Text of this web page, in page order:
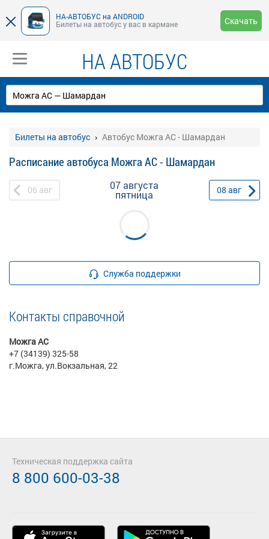
НА-АВТОБУС на ANDROID
Билеты на автобус у вас в кармане
Скачать
НА АВТОБУС
Билеты на автобус Автобус Можга АС - Шамардан
Расписание автобуса Можга АС - Шамардан
06 авг 07 августа
пятница 08 авг
Служба поддержки
Контакты справочной
Можга АС
+7 (34139) 325-58
г.Можга, ул.Вокзальная, 22
Техническая поддержка сайта
8 800 600-03-38